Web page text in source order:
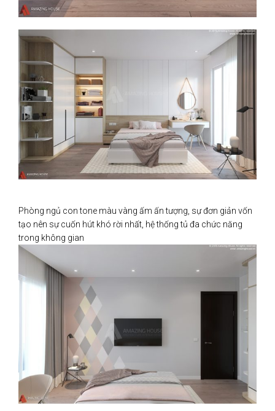
Phòng ngủ con tone màu vàng ấm ấn tượng, sự đơn giản vốn
tạo nên sự cuốn hút khó rời nhất, hệ thống tủ đa chức năng
trong không gian